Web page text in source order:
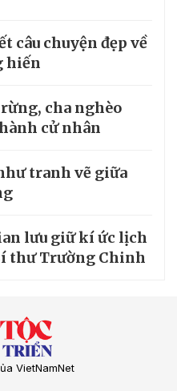
câu chuyện đẹp về
hiến
cha nghèo
cử nhân
tranh vẽ giữa
lưu giữ kí ức lịch
thư Trường Chinh
VietNamNet